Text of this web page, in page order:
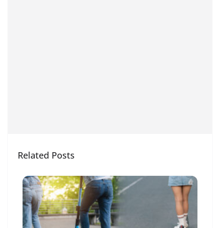
Related Posts